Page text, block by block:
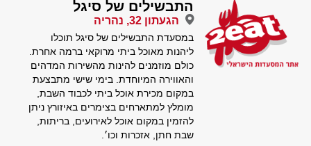
התבשילים של סיגל
הגעתון 32, נהריה
במסעדת התבשילים של סיגל תוכלו
ליהנות מאוכל ביתי מרוקאי ברמה אחרת.
כולם מוזמנים להינות מהשירות המדהים
והאווירה המיוחדת. בימי שישי מתבצעת
במקום מכירת אוכל ביתי לכבוד השבת,
מומלץ למתארחים בצימרים באיזורץ ניתן
להזמין במקום אוכל לאירועים, בריתות,
שבת חתן, אזכרות וכו׳.